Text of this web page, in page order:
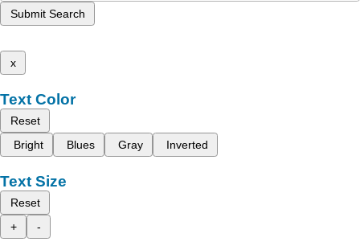
Submit Search
x
Text Color
Reset
Bright
Blues Gray Inverted
Text Size
Reset
+
-